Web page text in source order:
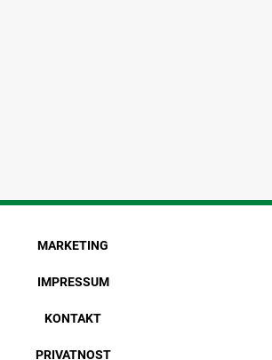
MARKETING
IMPRESSUM
KONTAKT
PRIVATNOST